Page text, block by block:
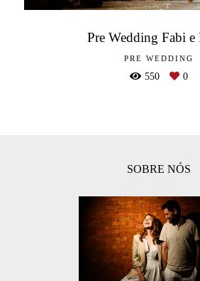
Pre Wedding Fabi e
PRE WEDDING
550 0
SOBRE NÓS